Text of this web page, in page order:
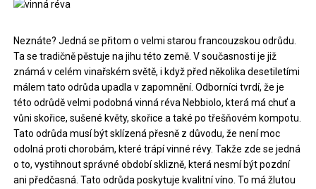
Neznáte? Jedná se přitom o velmi starou francouzskou odrůdu.
Ta se tradičně pěstuje na jihu této země. V současnosti je již
známá v celém vinařském světě, i když před několika desetiletími
málem tato odrůda upadla v zapomnění. Odborníci tvrdí, že je
této odrůdě velmi podobná vinná réva Nebbiolo, která má chuť a
vůni skořice, sušené květy, skořice a také po třešňovém kompotu.
Tato odrůda musí být sklízená přesně z důvodu, že není moc
odolná proti chorobám, které trápí vinné révy. Takže zde se jedná
o to, vystihnout správné období sklizně, která nesmí být pozdní
ani předčasná. Tato odrůda poskytuje kvalitní víno. To má žlutou